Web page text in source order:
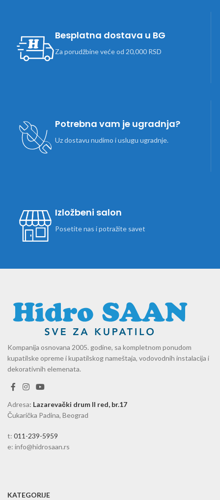
Besplatna dostava u BG
Za porudžbine veće od 20,000 RSD
Potrebna vam je ugradnja?
Uz dostavu nudimo i uslugu ugradnje.
Izložbeni salon
Posetite nas i potražite savet
Kompanija osnovana 2005. godine, sa kompletnom ponudom
kupatilske opreme i kupatilskog nameštaja, vodovodnih instalacija i
dekorativnih elemenata.
Adresa: Lazarevački drum II red, br.17
Čukarička Padina, Beograd
t: 011-239-5959
e: info@hidrosaan.rs
KATEGORIJE